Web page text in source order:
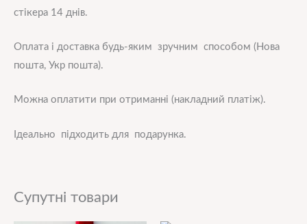
стікера 14 днів.
Оплата і доставка будь-яким зручним способом (Нова
пошта, Укр пошта).
Можна оплатити при отриманні (накладний платіж).
Ідеально підходить для подарунка.
Супутні товари